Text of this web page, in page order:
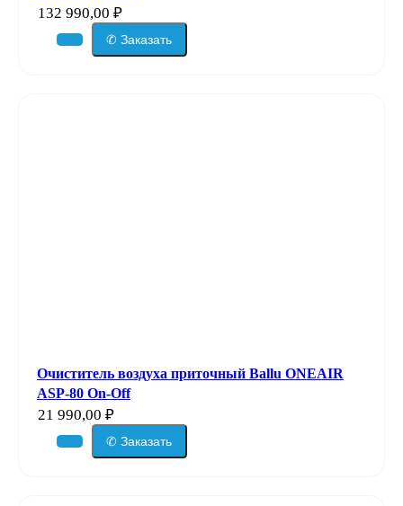
132 990,00 ₽
✆ Заказать
Очиститель воздуха приточный Ballu ONEAIR
ASP-80 On-Off
21 990,00 ₽
✆ Заказать